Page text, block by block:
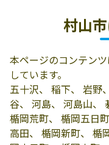
ホールディング
ス
矢口プロパン
村山
本ページのコンテン
しています。
五十沢、 稲下、 岩野
谷、 河島、 河島山、
楯岡荒町、 楯岡五日
高田、 楯岡新町、 楯